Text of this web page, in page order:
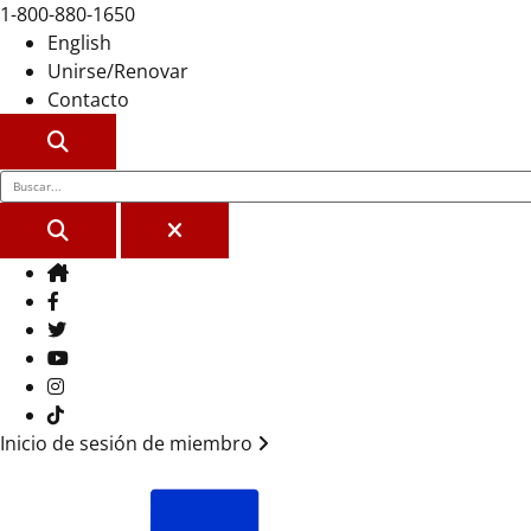
1-800-880-1650
English
Unirse/Renovar
Contacto
CERCA
Casa
Facebook
Gorjeo
YouTube
Instagram
Tik Tok
Inicio de sesión de miembro